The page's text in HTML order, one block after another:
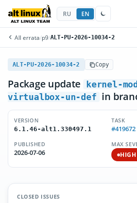
RU EN
All errata/p9/ALT-PU-2026-10034-2
ALT-PU-2026-10034-2 Copy
Package update
kernel-
virtualbox-un-def in
VERSION
6.1.46-alt1.330497.1
TASK
#419672
PUBLISHED
2026-07-06
MAX
HIGH
CLOSED ISSUES